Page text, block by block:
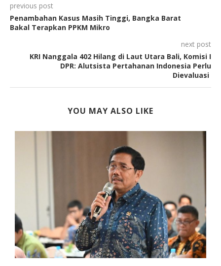
previous post
Penambahan Kasus Masih Tinggi, Bangka Barat
Bakal Terapkan PPKM Mikro
next post
KRI Nanggala 402 Hilang di Laut Utara Bali, Komisi I
DPR: Alutsista Pertahanan Indonesia Perlu
Dievaluasi
YOU MAY ALSO LIKE